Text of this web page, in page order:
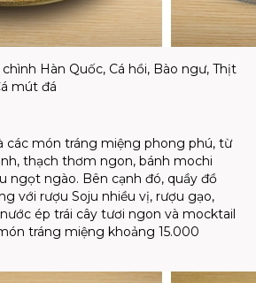
Hàn Quốc, Cá hồi, Bào ngư, Thịt
mút đá
các món tráng miệng phong phú, từ
thạch thơm ngon, bánh mochi
ngọt ngào. Bên cạnh đó, quầy đồ
với rượu Soju nhiều vị, rượu gạo,
ép trái cây tươi ngon và mocktail
tráng miệng khoảng 15.000